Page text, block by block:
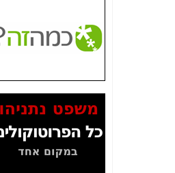
האם ביבי וקרא קבלו
בכלל תמורה עבור
המסמכים בנושא בזק-
Yes (תיק 4000)
מוכיחים "תפירת תיק"
לאיש הלא נכון! -כאן
עובדות ומסמכים